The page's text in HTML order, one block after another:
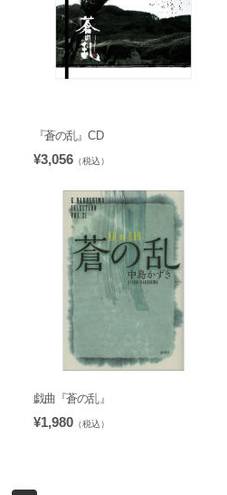
『蒼の乱』CD
¥3,056 （税込）
戯曲『蒼の乱』
¥1,980 （税込）